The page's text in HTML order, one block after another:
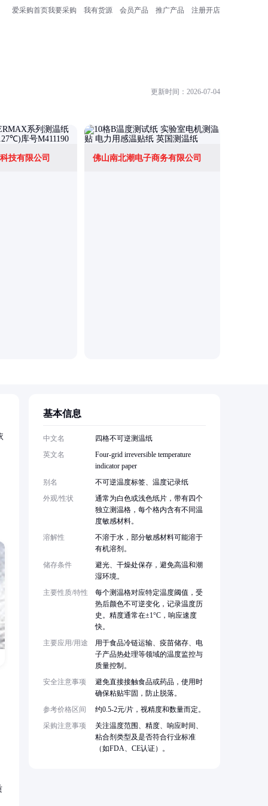
爱采购首页我要采购 我有货源 会员产品 推广产品 注册开店
更新时间：2026-07-04
技有限公司 佛山南北潮电子商务有限公司
基本信息
中文名
四格不可逆测温纸
英文名
Four-grid irreversible temperature
indicator paper
别名
不可逆温度标签、温度记录纸
外观/性状
通常为白色或浅色纸片，带有四个
独立测温格，每个格内含有不同温
度敏感材料。
溶解性
不溶于水，部分敏感材料可能溶于
有机溶剂。
储存条件
避光、干燥处保存，避免高温和潮
湿环境。
主要性质/特性
每个测温格对应特定温度阈值，受
热后颜色不可逆变化，记录温度历
史。精度通常在±1°C，响应速度
快。
主要应用/用途
用于食品冷链运输、疫苗储存、电
子产品热处理等领域的温度监控与
质量控制。
安全注意事项
避免直接接触食品或药品，使用时
确保粘贴牢固，防止脱落。
参考价格区间
约0.5-2元/片，视精度和数量而定。
采购注意事项
关注温度范围、精度、响应时间、
粘合剂类型及是否符合行业标准
（如FDA、CE认证）。